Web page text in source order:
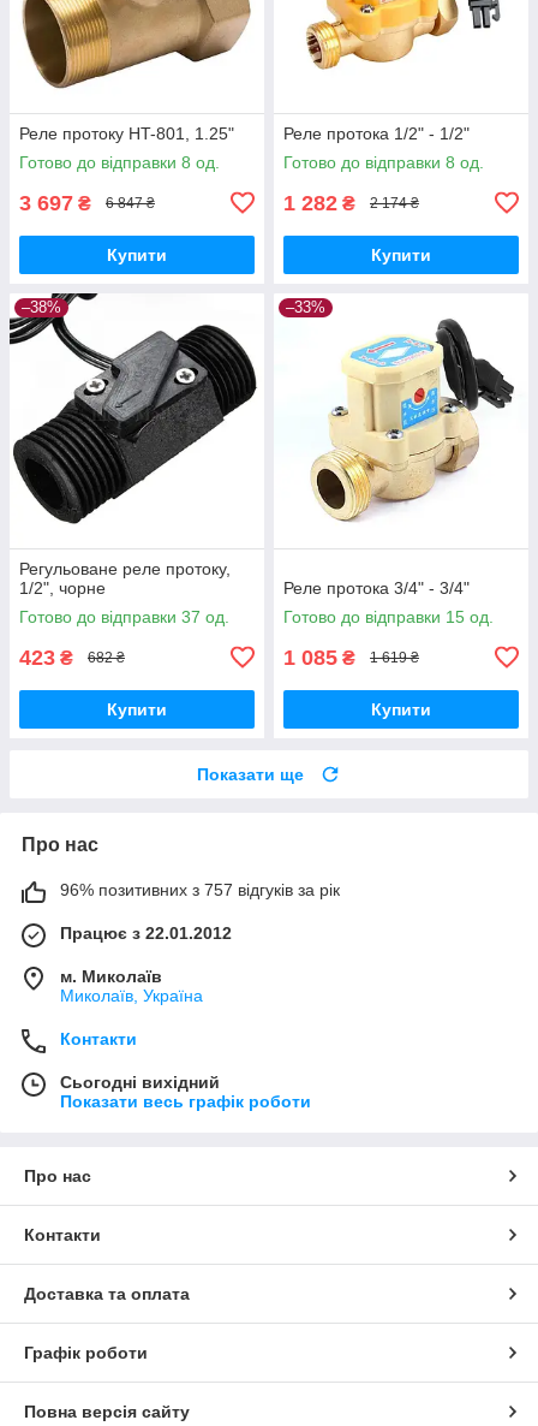
Реле протоку HT-801, 1.25"
Готово до відправки 8 од.
3 697 ₴ 6 847 ₴
Купити
Реле протока 1/2" - 1/2"
Готово до відправки 8 од.
1 282 ₴ 2 174 ₴
Купити
–38%
Регульоване реле протоку,
1/2", чорне
Готово до відправки 37 од.
423 ₴ 682 ₴
Купити
–33%
Реле протока 3/4" - 3/4"
Готово до відправки 15 од.
1 085 ₴ 1 619 ₴
Купити
Показати ще
Про нас
96% позитивних з 757 відгуків за рік
Працює з 22.01.2012
м. Миколаїв
Миколаїв, Україна
Контакти
Сьогодні вихідний
Показати весь графік роботи
Про нас
Контакти
Доставка та оплата
Графік роботи
Повна версія сайту